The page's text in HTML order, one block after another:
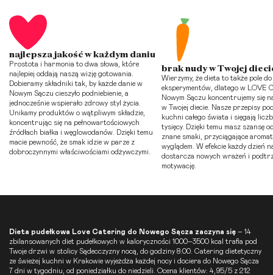
najlepsza jakość w każdym daniu
Prostota i harmonia to dwa słowa, które
najlepiej oddają naszą wizję gotowania.
Dobieramy składniki tak, by każde danie w
Nowym Sączu cieszyło podniebienie, a
jednocześnie wspierało zdrowy styl życia.
Unikamy produktów o wątpliwym składzie,
koncentrując się na pełnowartościowych
źródłach białka i węglowodanów. Dzięki temu
macie pewność, że smak idzie w parze z
dobroczynnymi właściwościami odżywczymi.
brak nudy w Twojej
Wierzymy, że dieta to także pole
eksperymentów, dlatego w LOVE
Nowym Sączu koncentrujemy się
w Twojej diecie. Nasze przepisy
kuchni całego świata i sięgają
tysięcy. Dzięki temu masz szansę
znane smaki, przyciągające
wyglądem. W efekcie każdy dzień
dostarcza nowych wrażeń i
motywację.
Dieta pudełkowa Love Catering do Nowego Sącza zaczyna się – 14
zbilansowanych diet pudełkowych w kaloryczności 1000–3500 kcal trafia pod
Twoje drzwi w stolicy Sądecczyzny nocą, do godziny 8:00. Catering dietetyczny
ze świeżej kuchni w Krakowie wyjeżdża każdej nocy i dociera do Nowego Sącza
7 dni w tygodniu, od poniedziałku do niedzieli. Ocena klientów: 4,95/5 z 212